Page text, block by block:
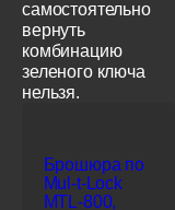
самостоятельно
вернуть
комбинацию
зеленого ключа
нельзя.
Брошюра по
Mul-t-Lock
MTL-800,